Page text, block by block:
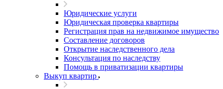
Юридические услуги
Юридическая проверка квартиры
Регистрация прав на недвижимое имущество
Составление договоров
Открытие наследственного дела
Консультация по наследству
Помощь в приватизации квартиры
Выкуп квартир